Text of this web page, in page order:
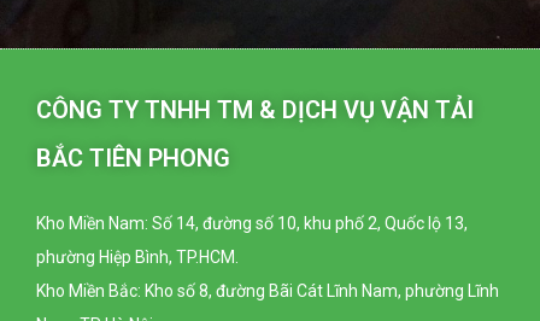
CÔNG TY TNHH TM & DỊCH VỤ VẬN TẢI
BẮC TIÊN PHONG
Kho Miền Nam: Số 14, đường số 10, khu phố 2, Quốc lộ 13,
phường Hiệp Bình, TP.HCM.
Kho Miền Bắc: Kho số 8, đường Bãi Cát Lĩnh Nam, phường Lĩnh